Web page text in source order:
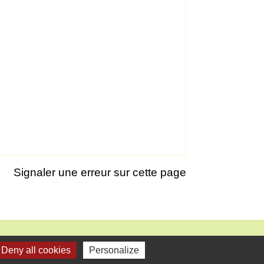
Signaler une erreur sur cette page
Deny all cookies Personalize